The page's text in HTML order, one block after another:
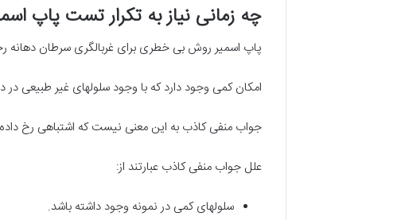
چه زمانی نیاز به تکرار تست پاپ
پاپ اسمیر روش بی خطری برای غربالگری سرطان دهانه
امکان کمی وجود دارد که با وجود سلولهای غیر
جواب منفی کاذب به این معنی نیست که اشتباهی رخ
علل جواب منفی کاذب عبارتند از:
سلولهای کمی در نمونه وجود داشته باشد.